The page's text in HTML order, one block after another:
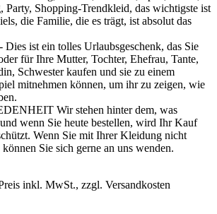
Party, Shopping-Trendkleid, das wichtigste ist
die Familie, die es trägt, ist absolut das
ist ein tolles Urlaubsgeschenk, das Sie
für Ihre Mutter, Tochter, Ehefrau, Tante,
Schwester kaufen und sie zu einem
mitnehmen können, um ihr zu zeigen, wie
Wir stehen hinter dem, was
wenn Sie heute bestellen, wird Ihr Kauf
Wenn Sie mit Ihrer Kleidung nicht
Sie sich gerne an uns wenden.
inkl. MwSt., zzgl. Versandkosten